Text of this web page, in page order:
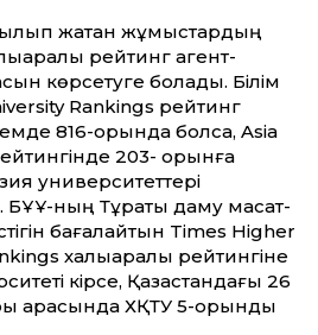
жатқан жұмыстардың
рейтинг агент­
көрсетуге болады. Білім
Rankings рейтинг
816-орында болса, Asia
203- орынға
университет­тері
ның Тұрақты даму мақсат­
бағалайтын Times Higher
халықаралық рейтингіне
кірсе, Қазақстандағы 26
арасында ХҚТУ 5-орынды